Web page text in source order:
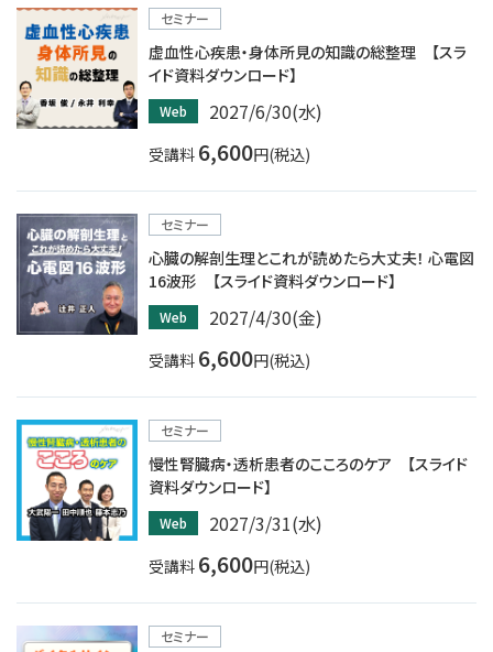
セミナー
虚血性心疾患・身体所見の知識の総整理 【スラ
イド資料ダウンロード】
Web 2027/6/30(水)
受講料 6,600円(税込)
セミナー
心臓の解剖生理とこれが読めたら大丈夫！ 心電図
16波形 【スライド資料ダウンロード】
Web 2027/4/30(金)
受講料 6,600円(税込)
セミナー
慢性腎臓病・透析患者のこころのケア 【スライド
資料ダウンロード】
Web 2027/3/31(水)
受講料 6,600円(税込)
セミナー